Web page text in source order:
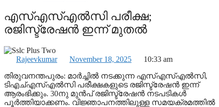
എസ്എസ്എൽസി പരീക്ഷ;
രജിസ്ട്രേഷൻ ഇന്ന് മുതൽ
Rajeevkumar November 18, 2025
10:33 am
തിരുവനന്തപുരം: മാർച്ചിൽ നടക്കുന്ന എസ്എസ്എൽസി,
ടിഎച്എസ്എൽസി പരീക്ഷകളുടെ രജിസ്ട്രേഷൻ ഇന്ന്
ആരംഭിക്കും. 30നു മുൻപ് രജിസ്ട്രേഷൻ നടപടികൾ
പൂർത്തിയാക്കണം. വിജ്ഞാപനത്തിലുള്ള സമയക്രമത്തിൽ